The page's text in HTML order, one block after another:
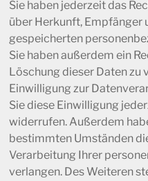
Sie haben jederzeit das
über Herkunft, Empfänger
gespeicherten
Sie haben außerdem ein
Löschung dieser Daten zu
Einwilligung zur
Sie diese Einwilligung
widerrufen. Außerdem
bestimmten Umständen
Verarbeitung Ihrer
verlangen. Des Weiteren